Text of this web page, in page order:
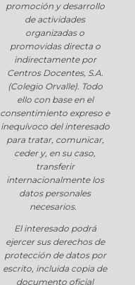
promoción y desarrollo
de actividades
organizadas o
promovidas directa o
indirectamente por
Centros Docentes, S.A.
(Colegio Orvalle). Todo
ello con base en el
consentimiento expreso e
inequívoco del interesado
para tratar, comunicar,
ceder y, en su caso,
transferir
internacionalmente los
datos personales
necesarios.
El interesado podrá
ejercer sus derechos de
protección de datos por
escrito, incluida copia de
documento oficial